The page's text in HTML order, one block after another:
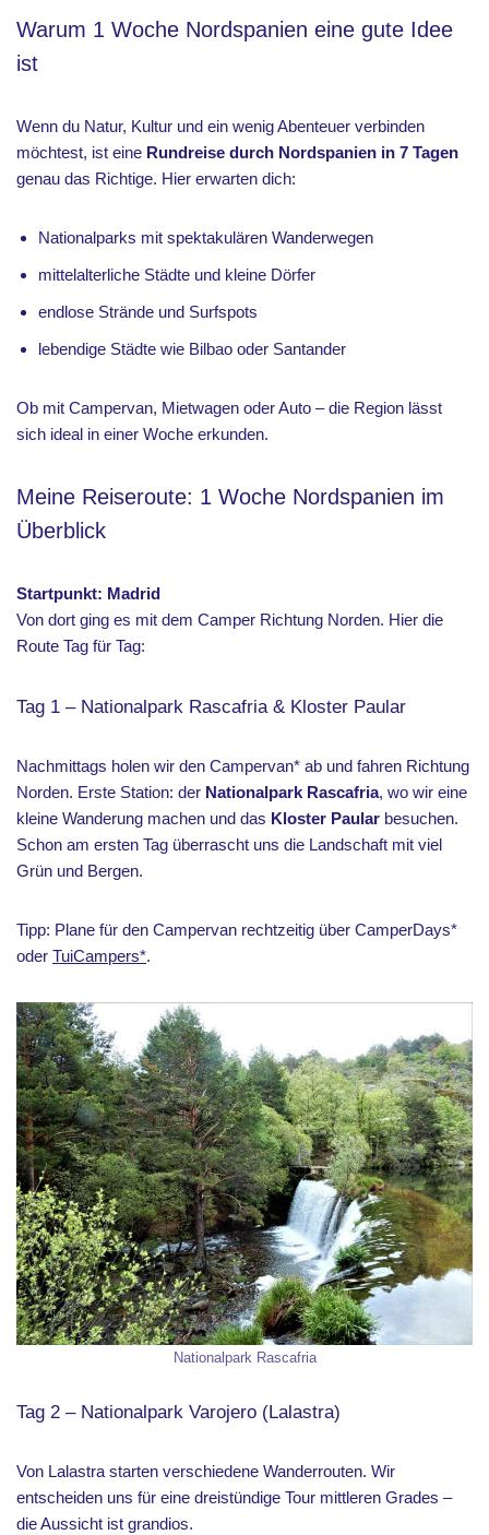
Warum 1 Woche Nordspanien eine gute Idee
ist
Wenn du Natur, Kultur und ein wenig Abenteuer verbinden
möchtest, ist eine Rundreise durch Nordspanien in 7 Tagen
genau das Richtige. Hier erwarten dich:
Nationalparks mit spektakulären Wanderwegen
mittelalterliche Städte und kleine Dörfer
endlose Strände und Surfspots
lebendige Städte wie Bilbao oder Santander
Ob mit Campervan, Mietwagen oder Auto – die Region lässt
sich ideal in einer Woche erkunden.
Meine Reiseroute: 1 Woche Nordspanien im
Überblick
Startpunkt: Madrid
Von dort ging es mit dem Camper Richtung Norden. Hier die
Route Tag für Tag:
Tag 1 – Nationalpark Rascafria & Kloster Paular
Nachmittags holen wir den Campervan* ab und fahren Richtung
Norden. Erste Station: der Nationalpark Rascafria, wo wir eine
kleine Wanderung machen und das Kloster Paular besuchen.
Schon am ersten Tag überrascht uns die Landschaft mit viel
Grün und Bergen.
Tipp: Plane für den Campervan rechtzeitig über CamperDays*
oder TuiCampers*.
Nationalpark Rascafria
Tag 2 – Nationalpark Varojero (Lalastra)
Von Lalastra starten verschiedene Wanderrouten. Wir
entscheiden uns für eine dreistündige Tour mittleren Grades –
die Aussicht ist grandios.